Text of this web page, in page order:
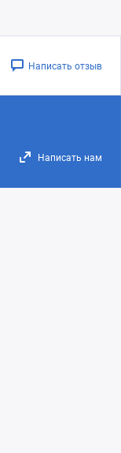
Написать отзыв
Написать нам